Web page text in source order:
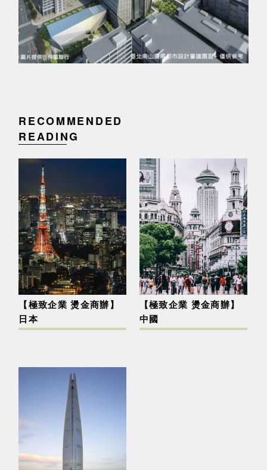
RECOMMENDED
READING
【極致企業 燙金商辦】
日本
【極致企業 燙金商辦】
中國